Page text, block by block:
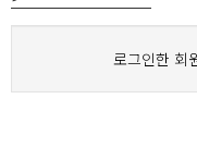
로그인한 회